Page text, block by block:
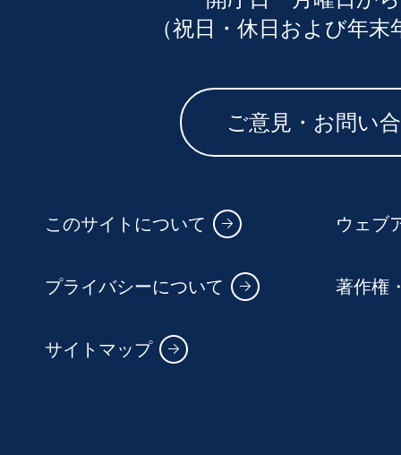
（祝日・休日および年
ご意見・お問い
このサイトについて ウェブ
プライバシーについて 著作権
サイトマップ